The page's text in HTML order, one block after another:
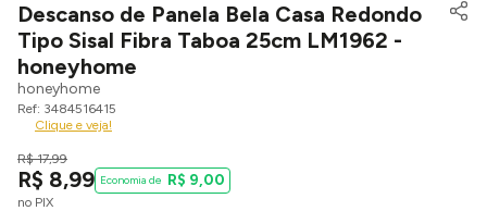
Descanso de Panela Bela Casa Redondo
Tipo Sisal Fibra Taboa 25cm LM1962 -
honeyhome
honeyhome
3484516415
Clique e veja!
R$ 17,99
R$ 8,99
no PIX
R$ 9,00